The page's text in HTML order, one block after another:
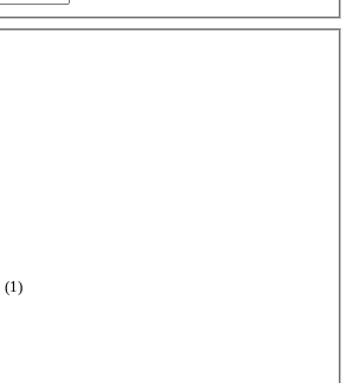
(1)